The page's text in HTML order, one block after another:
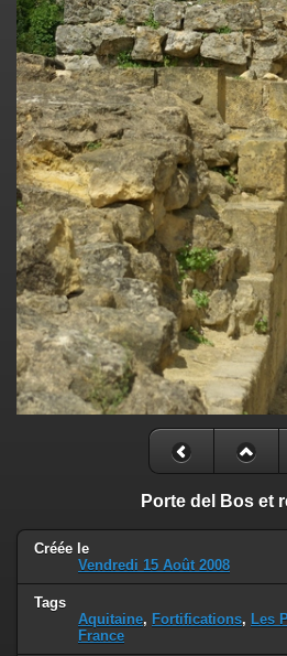
Porte del Bos et
Créée le
Vendredi 15 Août 2008
Tags
Aquitaine, Fortifications, Les
France